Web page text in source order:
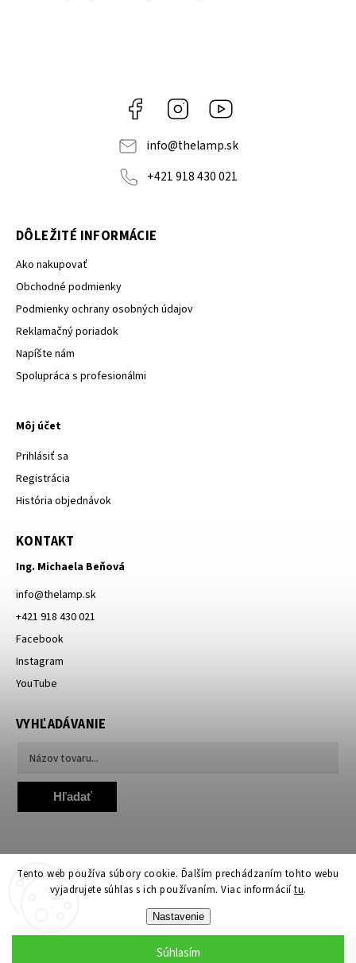
Tento web používa súbory cookie. Ďalším prechádzaním tohto webu
vyjadrujete súhlas s ich používaním. Viac informáciítu.
Nastavenie
Súhlasím
Facebook Instagram
info@thelamp.sk
+421 918 430 021
DÔLEŽITÉ INFORMÁCIE
Ako nakupovať
Obchodné podmienky
Podmienky ochrany osobných údajov
Reklamačný poriadok
Napíšte nám
Spolupráca s profesionálmi
Môj účet
Prihlásiť sa
Registrácia
História objednávok
KONTAKT
Ing. Michaela Beňová
info@thelamp.sk
+421 918 430 021
Facebook
Instagram
YouTube
VYHĽADÁVANIE
Hľadať
TheLamp.sk. Všetky práva vyhradené.
Upraviť nastavenie cookies
Grafický návrh vytvořil a nakódoval